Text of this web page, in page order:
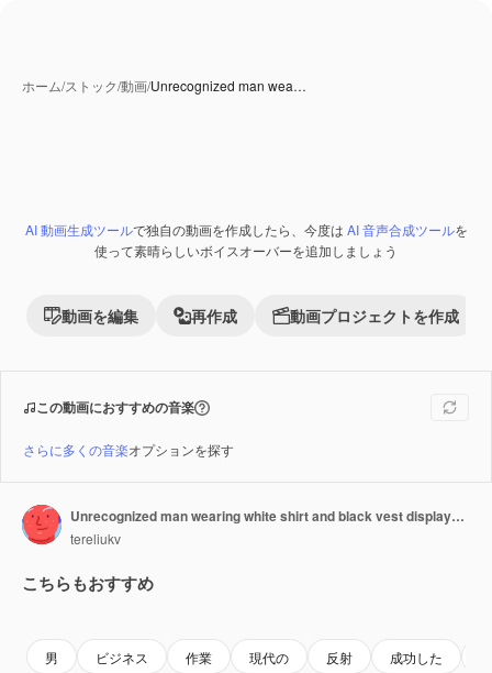
ホーム/ストック/動画/Unrecognized man wea…
Premium
AI 動画生成ツールで独自の動画を作成したら、今度は AI 音声合成ツールを
使って素晴らしいボイスオーバーを追加しましょう
動画を編集 再作成 動画プロジェクトを作成
この動画におすすめの音楽
さらに多くの音楽オプションを探す
Unrecognized man wearing white shirt and black vest displays the charts. Businessman turns the page demonstrating thumb up and then down. Close up.
tereliukv
こちらもおすすめ
男 ビジネス 作業 現代の 反射 成功した